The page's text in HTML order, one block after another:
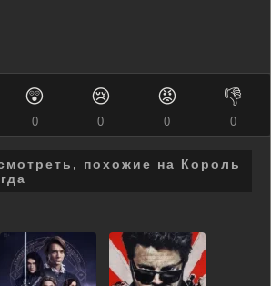
😲
0
😢
0
😡
0
👎
0
похожие на Король